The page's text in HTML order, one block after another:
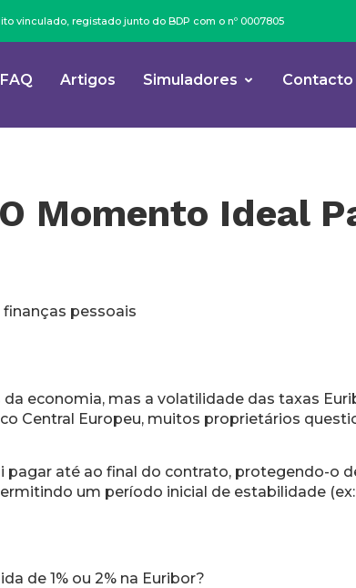
vinculado, registado junto do BDP com o nº 0007805
FAQ Artigos Simuladores Contacto
Momento Ideal
economia, mas a volatilidade das taxas
Central Europeu, muitos proprietários
até ao final do contrato, protegendo-o
um período inicial de estabilidade
de 1% ou 2% na Euribor?